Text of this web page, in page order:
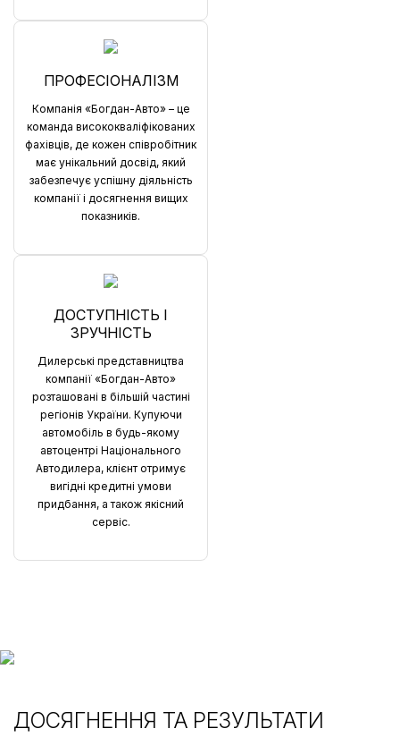
ПРОФЕСІОНАЛІЗМ
Компанія «Богдан-Авто» – це
команда висококваліфікованих
фахівців, де кожен співробітник
має унікальний досвід, який
забезпечує успішну діяльність
компанії і досягнення вищих
показників.
ДОСТУПНІСТЬ І
ЗРУЧНІСТЬ
Дилерські представництва
компанії «Богдан-Авто»
розташовані в більшій частині
регіонів України. Купуючи
автомобіль в будь-якому
автоцентрі Національного
Автодилера, клієнт отримує
вигідні кредитні умови
придбання, а також якісний
сервіс.
ДОСЯГНЕННЯ ТА РЕЗУЛЬТАТИ